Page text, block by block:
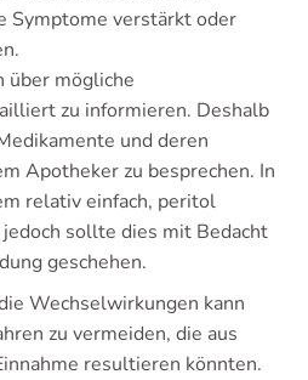
Symptome verstärkt oder
über mögliche
zu informieren. Deshalb
und deren
Apotheker zu besprechen. In
relativ einfach, peritol
sollte dies mit Bedacht
geschehen.
Wechselwirkungen kann
zu vermeiden, die aus
resultieren könnten.